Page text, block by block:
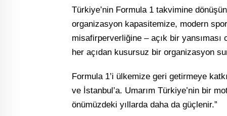
Türkiye’nin Formula 1 takvimine
organizasyon kapasitemize, modern
misafirperverliğine – açık bir
her açıdan kusursuz bir organizasyon
Formula 1’i ülkemize geri getirmeye
ve İstanbul’a. Umarım Türkiye’nin bir
önümüzdeki yıllarda daha da güçlenir.”